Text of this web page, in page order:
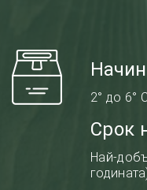
2° до 6°
Срок
Най-